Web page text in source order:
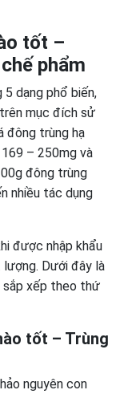
tốt –
phẩm
dạng phổ biến,
mục đích sử
đông trùng hạ
– 250mg và
đông trùng
nhiều tác dụng
được nhập khẩu
Dưới đây là
xếp theo thứ
tốt – Trùng
nguyên con